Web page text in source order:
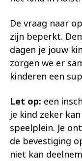
De vraag naar
zijn beperkt.
dagen je jouw
zorgen we er
kinderen een
Let op: een
je kind zeker
speelplein. Je
de bevestiging
niet kan